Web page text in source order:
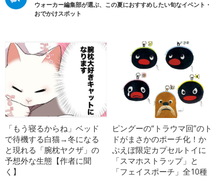
ウォーカー編集部が選ぶ、この夏におすすめしたい旬なイベント・
おでかけスポット
「もう寝るからね」ベッド
で待機する白猫→冬になる
と現れる「腕枕ヤクザ」の
予想外な生態【作者に聞
く】
ピングーの“トラウマ回”のト
ドがまさかのポーチ化！か
ぷえぼ限定カプセルトイに
「スマホストラップ」と
「フェイスポーチ」全10種